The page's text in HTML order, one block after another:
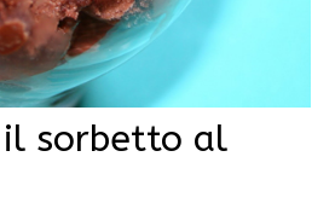
il sorbetto al